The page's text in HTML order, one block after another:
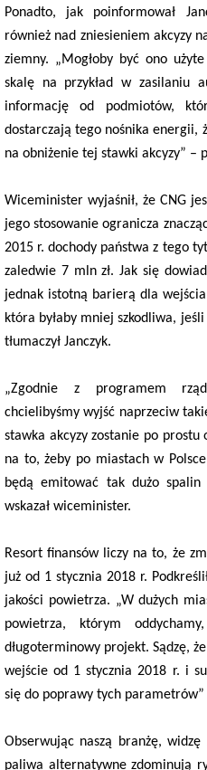
Ponadto, jak poinformował
również nad zniesieniem akcyzy
ziemny. „Mogłoby być ono
skalę na przykład w zasilaniu
informację od podmiotów,
dostarczają tego nośnika energii,
na obniżenie tej stawki akcyzy” –
Wiceminister wyjaśnił, że CNG
jego stosowanie ogranicza
2015 r. dochody państwa z tego
zaledwie 7 mln zł. Jak się
jednak istotną barierą dla
która byłaby mniej szkodliwa,
tłumaczył Janczyk.
„Zgodnie z programem
chcielibyśmy wyjść naprzeciw
stawka akcyzy zostanie po prostu
na to, żeby po miastach w
będą emitować tak dużo spalin
wskazał wiceminister.
Resort finansów liczy na to, że
już od 1 stycznia 2018 r.
jakości powietrza. „W dużych
powietrza, którym
długoterminowy projekt. Sądzę,
wejście od 1 stycznia 2018 r. i
się do poprawy tych parametrów”
Obserwując naszą branżę,
paliwa alternatywne zdominują